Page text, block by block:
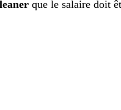
que le salaire doit